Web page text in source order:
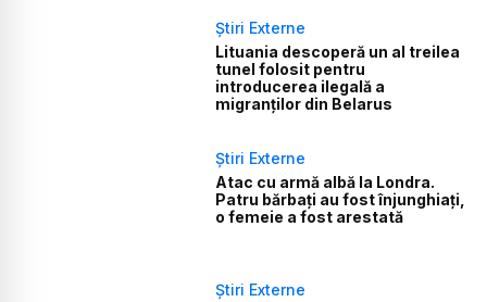
Știri Externe
Lituania descoperă un al treilea
tunel folosit pentru
introducerea ilegală a
migranților din Belarus
Știri Externe
Atac cu armă albă la Londra.
Patru bărbați au fost înjunghiați,
o femeie a fost arestată
Știri Externe